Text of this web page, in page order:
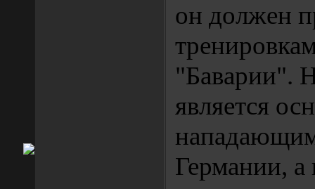
он должен
"Баварии".
является
Германии, а